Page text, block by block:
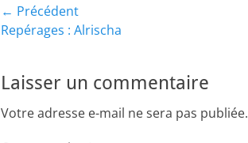
Navigation
de
l’article
← Précédent
Article
Repérages : Alrischa
Laisser un commentaire
Votre adresse e-mail ne sera pas publiée.